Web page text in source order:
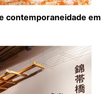
contemporaneidade em